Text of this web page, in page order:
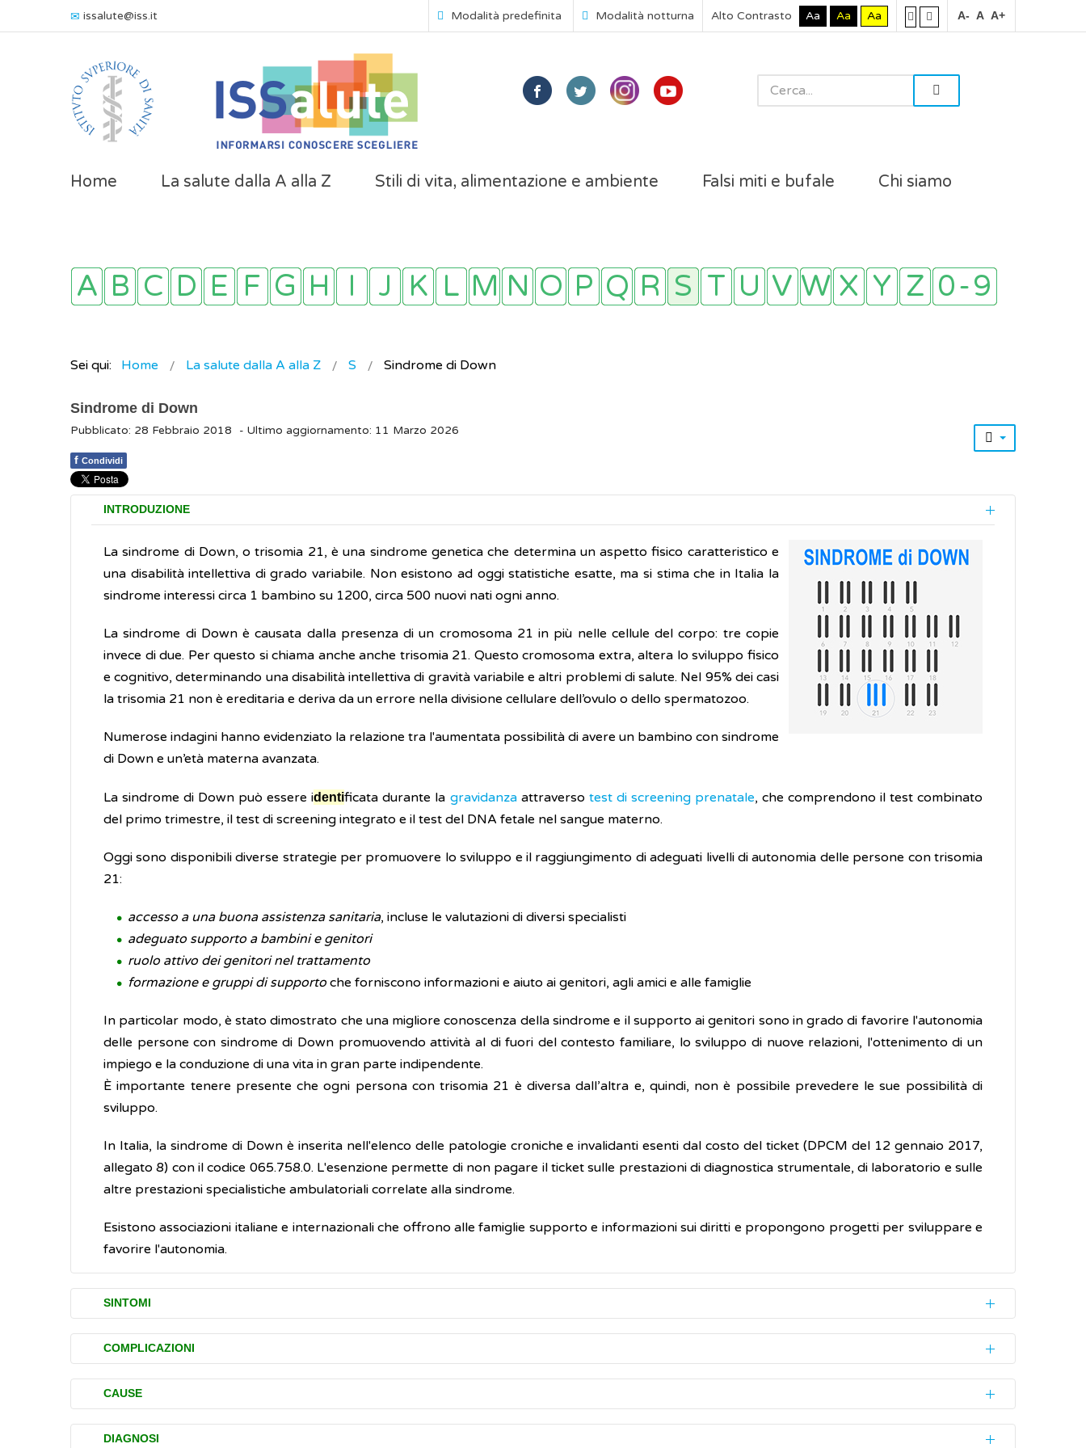
issalute@iss.it Modalità predefinita Modalità notturna Alto Contrasto Aa Aa Aa A- A A+
Home La salute dalla A alla Z Stili di vita, alimentazione e ambiente Falsi miti e bufale Chi siamo
Sei qui: Home La salute dalla A alla Z S Sindrome di Down
Sindrome di Down
Pubblicato: 28 Febbraio 2018 - Ultimo aggiornamento: 11 Marzo 2026
f Condividi
INTRODUZIONE
La sindrome di Down, o trisomia 21, è una sindrome genetica che determina un aspetto fisico caratteristico e
una disabilità intellettiva di grado variabile. Non esistono ad oggi statistiche esatte, ma si stima che in Italia la
sindrome interessi circa 1 bambino su 1200, circa 500 nuovi nati ogni anno.
La sindrome di Down è causata dalla presenza di un cromosoma 21 in più nelle cellule del corpo: tre copie
invece di due. Per questo si chiama anche anche trisomia 21. Questo cromosoma extra, altera lo sviluppo fisico
e cognitivo, determinando una disabilità intellettiva di gravità variabile e altri problemi di salute. Nel 95% dei casi
la trisomia 21 non è ereditaria e deriva da un errore nella divisione cellulare dell’ovulo o dello spermatozoo.
Numerose indagini hanno evidenziato la relazione tra l'aumentata possibilità di avere un bambino con sindrome
di Down e un’età materna avanzata.
La sindrome di Down può essere identificata durante la gravidanzaattraverso test di screening prenatale, che comprendono il test combinato
del primo trimestre, il test di screening integrato e il test del DNA fetale nel sangue materno.
Oggi sono disponibili diverse strategie per promuovere lo sviluppo e il raggiungimento di adeguati livelli di autonomia delle persone con trisomia
21:
accesso a una buona assistenza sanitaria, incluse le valutazioni di diversi specialisti
adeguato supporto a bambini e genitori
ruolo attivo dei genitori nel trattamento
formazione e gruppi di supportoche forniscono informazioni e aiuto ai genitori, agli amici e alle famiglie
In particolar modo, è stato dimostrato che una migliore conoscenza della sindrome e il supporto ai genitori sono in grado di favorire l'autonomia
delle persone con sindrome di Down promuovendo attività al di fuori del contesto familiare, lo sviluppo di nuove relazioni, l'ottenimento di un
impiego e la conduzione di una vita in gran parte indipendente.
È importante tenere presente che ogni persona con trisomia 21 è diversa dall’altra e, quindi, non è possibile prevedere le sue possibilità di
sviluppo.
In Italia, la sindrome di Down è inserita nell'elenco delle patologie croniche e invalidanti esenti dal costo del ticket (DPCM del 12 gennaio 2017,
allegato 8) con il codice 065.758.0. L'esenzione permette di non pagare il ticket sulle prestazioni di diagnostica strumentale, di laboratorio e sulle
altre prestazioni specialistiche ambulatoriali correlate alla sindrome.
Esistono associazioni italiane e internazionali che offrono alle famiglie supporto e informazioni sui diritti e propongono progetti per sviluppare e
favorire l'autonomia.
SINTOMI
Sebbene le persone con trisomia 21 presentino peculiarità fisiche e cognitive comuni, queste hanno comunque una manifestazione soggettiva,
pertanto ciascuna persona mantiene la propria individualità.
Aspetto fisico
Le caratteristiche fisiche comuni, alcune presenti sin dalla nascita, includono:
COMPLICAZIONI
Le persone con sindrome di Down hanno bisogno di sottoporsi a regolari controlli clinici per la prevenzione o diagnosi in fase precoce delle
malattie associate alla loro condizione. Per questo è fondamentale prevedere un approccio multidisciplinare e centrato sulla persona. Queste di
seguito sono le principali malattie correlate:
CAUSE
La sindrome di Down è causata dalla presenza di una copia in più del cromosoma 21: tre copie invece di due. Per questo motivo questa sindrome
DIAGNOSI